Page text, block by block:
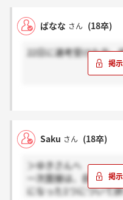
ばなな さん (18卒)
22日に選考受けた方
Saku さん (18卒)
＞ゆきさんへ
一次面接は、自分の長
になった1つについて